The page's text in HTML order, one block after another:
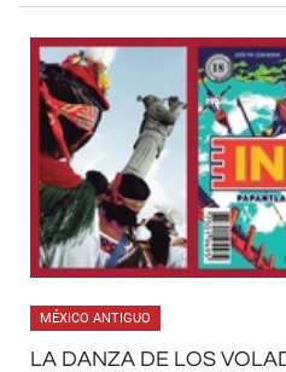
MÉXICO ANTIGUO
LA DANZA DE LOS